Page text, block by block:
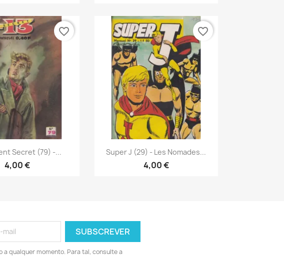
Vista rápida
Secret (79) -...
4,00 €
favorite_border
Vista rápida
Super J (29) - Les Nomades...
4,00 €
favorite_border
a qualquer momento. Para tal, consulte a